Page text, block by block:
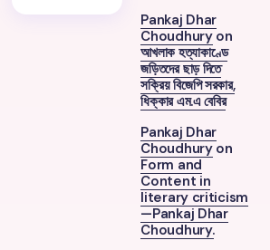
Pankaj Dhar
Choudhuryon
আখলাক হত্যাকাণ্ডে
জড়িতদের ছাড় দিতে
সক্রিয় বিজেপি সরকার,
ধিক্কার এম.এ বেবির
Pankaj Dhar
Choudhuryon
Form and
Content in
literary criticism
—Pankaj Dhar
Choudhury.